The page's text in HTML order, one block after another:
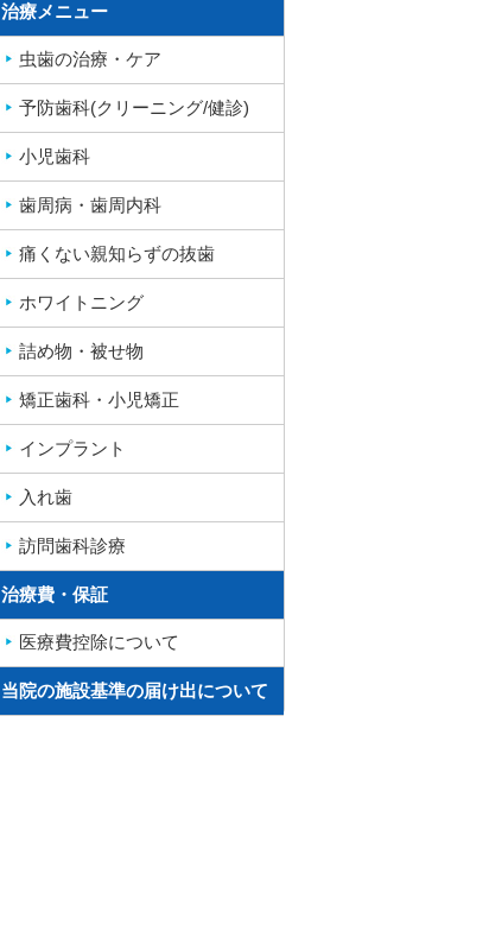
治療メニュー
虫歯の治療・ケア
予防歯科(クリーニング/健診)
小児歯科
歯周病・歯周内科
痛くない親知らずの抜歯
ホワイトニング
詰め物・被せ物
矯正歯科・小児矯正
インプラント
入れ歯
訪問歯科診療
治療費・保証
医療費控除について
当院の施設基準の届け出について